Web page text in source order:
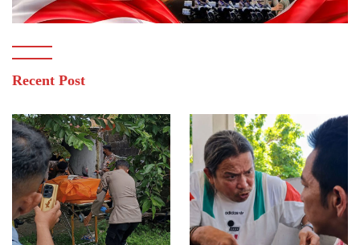
Recent Post